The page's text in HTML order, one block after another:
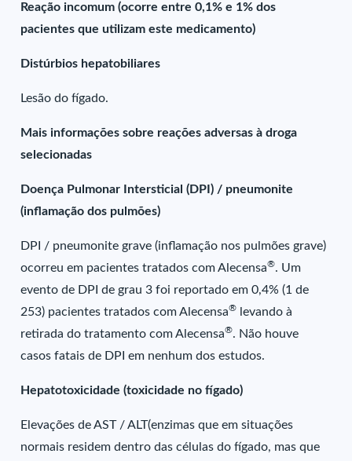
Reação incomum (ocorre entre 0,1% e 1% dos
pacientes que utilizam este medicamento)
Distúrbios hepatobiliares
Lesão do fígado.
Mais informações sobre reações adversas à droga
selecionadas
Doença Pulmonar Intersticial (DPI) / pneumonite
(inflamação dos pulmões)
DPI / pneumonite grave (inflamação nos pulmões grave)
ocorreu em pacientes tratados com Alecensa®. Um
evento de DPI de grau 3 foi reportado em 0,4% (1 de
253) pacientes tratados com Alecensa®
levando à
retirada do tratamento com Alecensa®. Não houve
casos fatais de DPI em nenhum dos estudos.
Hepatotoxicidade (toxicidade no fígado)
Elevações de AST / ALT(enzimas que em situações
normais residem dentro das células do fígado, mas que